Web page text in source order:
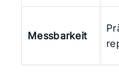
Messbarkeit